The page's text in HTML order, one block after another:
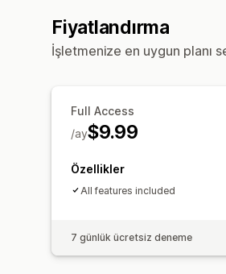
Fiyatlandırma
İşletmenize en uygun planı
Full Access
$9.99
/ay
Özellikler
All features included
7 günlük ücretsiz deneme